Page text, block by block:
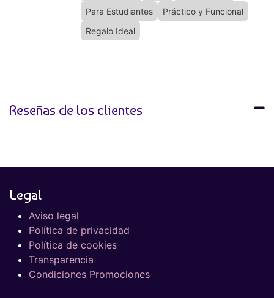
Para Estudiantes
Práctico y Funcional
Regalo Ideal
Reseñas de los clientes
Legal
Aviso legal
Política de privacidad
Política de cookies
Transparencia
Condiciones Promociones